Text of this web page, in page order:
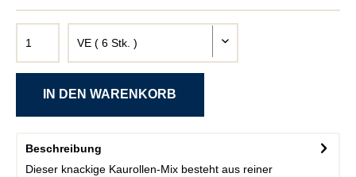
Beschreibung
Dieser knackige Kaurollen-Mix besteht aus reiner